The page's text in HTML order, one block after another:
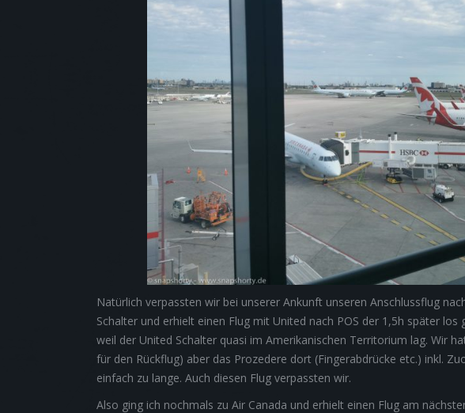
Natürlich verpassten wir bei unserer Ankunft unseren Anschlussflug
Schalter und erhielt einen Flug mit United nach POS der 1,5h später
weil der United Schalter quasi im Amerikanischen Territorium lag. Wir
für den Rückflug) aber das Prozedere dort (Fingerabdrücke etc.) inkl.
einfach zu lange. Auch diesen Flug verpassten wir.
Also ging ich nochmals zu Air Canada und erhielt einen Flug am